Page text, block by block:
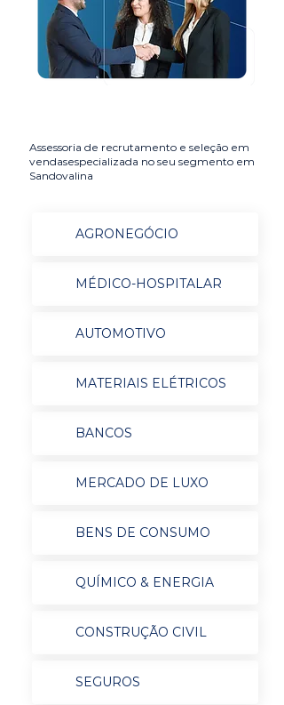
Assessoria de recrutamento e seleção em
vendasespecializada no seu segmento em
Sandovalina
AGRONEGÓCIO
MÉDICO-HOSPITALAR
AUTOMOTIVO
MATERIAIS ELÉTRICOS
BANCOS
MERCADO DE LUXO
BENS DE CONSUMO
QUÍMICO & ENERGIA
CONSTRUÇÃO CIVIL
SEGUROS